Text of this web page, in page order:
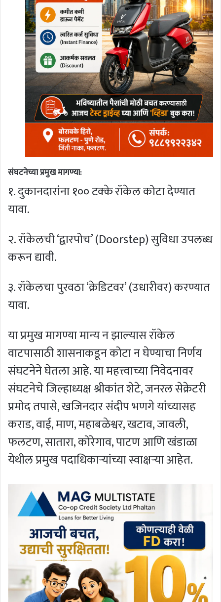
संघटनेच्या प्रमुख मागण्या:
१. दुकानदारांना १०० टक्के रॉकेल कोटा देण्यात
यावा.
२. रॉकेलची ‘द्वारपोच’ (Doorstep) सुविधा उपलब्ध
करून द्यावी.
३. रॉकेलचा पुरवठा ‘क्रेडिटवर’ (उधारीवर) करण्यात
यावा.
या प्रमुख मागण्या मान्य न झाल्यास रॉकेल
वाटपासाठी शासनाकडून कोटा न घेण्याचा निर्णय
संघटनेने घेतला आहे. या महत्त्वाच्या निवेदनावर
संघटनेचे जिल्हाध्यक्ष श्रीकांत शेटे, जनरल सेक्रेटरी
प्रमोद तपासे, खजिनदार संदीप भणगे यांच्यासह
कराड, वाई, माण, महाबळेश्वर, खटाव, जावली,
फलटण, सातारा, कोरेगाव, पाटण आणि खंडाळा
येथील प्रमुख पदाधिकाऱ्यांच्या स्वाक्षऱ्या आहेत.